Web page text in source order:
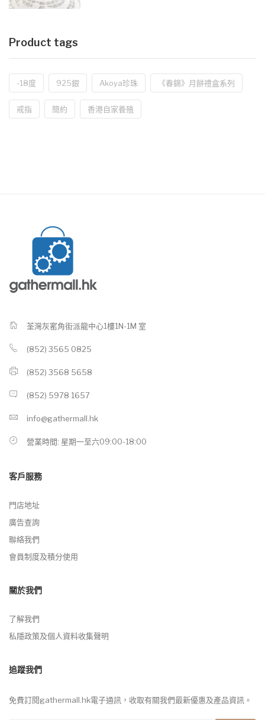
Product tags
-18度 925銀 Akoya珍珠 《春錦》月餅禮盒系列
戒指 簡約 香港自家養殖
荃灣灰窰角街派龍中心1樓1N-1M 室
(852) 3565 0825
(852) 3568 5658
(852) 5978 1657
info@gathermall.hk
營業時間: 星期一至六09:00-18:00
客戶服務
門店地址
廣告查詢
聯絡我們
會員制度及積分使用
關於我們
了解我們
私隱政策及個人資料收集聲明
追蹤我們
免費訂閱gathermall.hk電子通訊，收取有關我們最新優惠及產品資訊。